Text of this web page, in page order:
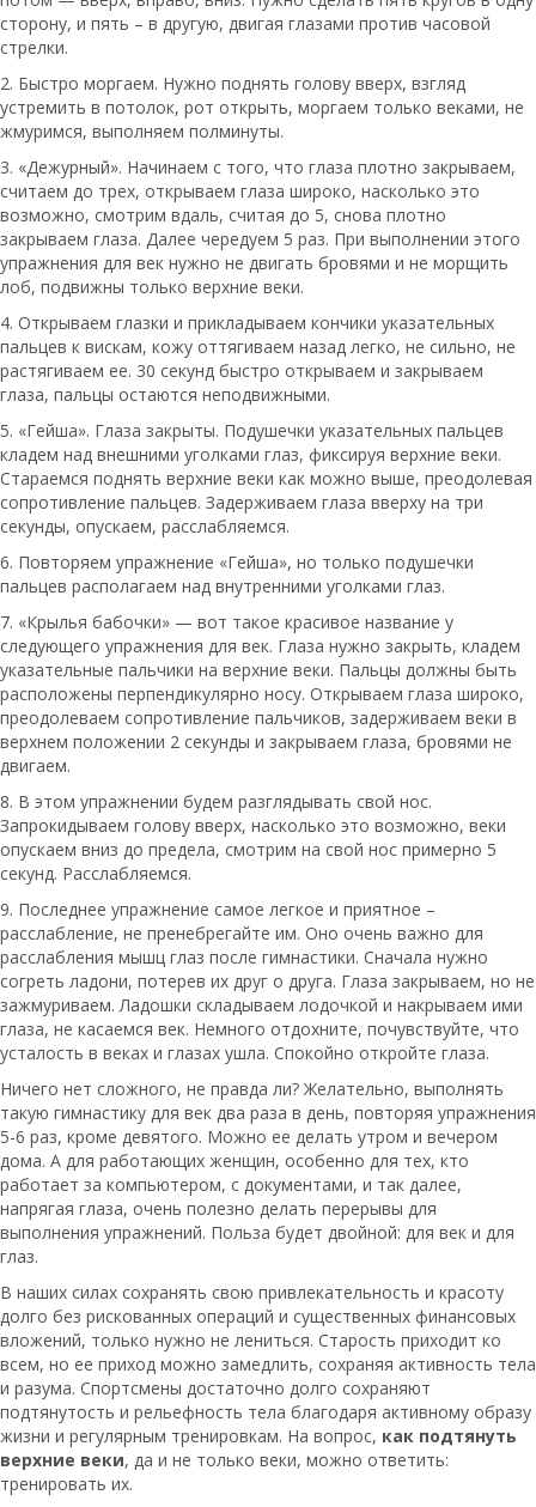
сторону, и пять – в другую, двигая глазами против часовой
стрелки.
2. Быстро моргаем. Нужно поднять голову вверх, взгляд
устремить в потолок, рот открыть, моргаем только веками, не
жмуримся, выполняем полминуты.
3. «Дежурный». Начинаем с того, что глаза плотно закрываем,
считаем до трех, открываем глаза широко, насколько это
возможно, смотрим вдаль, считая до 5, снова плотно
закрываем глаза. Далее чередуем 5 раз. При выполнении этого
упражнения для век нужно не двигать бровями и не морщить
лоб, подвижны только верхние веки.
4. Открываем глазки и прикладываем кончики указательных
пальцев к вискам, кожу оттягиваем назад легко, не сильно, не
растягиваем ее. 30 секунд быстро открываем и закрываем
глаза, пальцы остаются неподвижными.
5. «Гейша». Глаза закрыты. Подушечки указательных пальцев
кладем над внешними уголками глаз, фиксируя верхние веки.
Стараемся поднять верхние веки как можно выше, преодолевая
сопротивление пальцев. Задерживаем глаза вверху на три
секунды, опускаем, расслабляемся.
6. Повторяем упражнение «Гейша», но только подушечки
пальцев располагаем над внутренними уголками глаз.
7. «Крылья бабочки» — вот такое красивое название у
следующего упражнения для век. Глаза нужно закрыть, кладем
указательные пальчики на верхние веки. Пальцы должны быть
расположены перпендикулярно носу. Открываем глаза широко,
преодолеваем сопротивление пальчиков, задерживаем веки в
верхнем положении 2 секунды и закрываем глаза, бровями не
двигаем.
8. В этом упражнении будем разглядывать свой нос.
Запрокидываем голову вверх, насколько это возможно, веки
опускаем вниз до предела, смотрим на свой нос примерно 5
секунд. Расслабляемся.
9. Последнее упражнение самое легкое и приятное –
расслабление, не пренебрегайте им. Оно очень важно для
расслабления мышц глаз после гимнастики. Сначала нужно
согреть ладони, потерев их друг о друга. Глаза закрываем, но не
зажмуриваем. Ладошки складываем лодочкой и накрываем ими
глаза, не касаемся век. Немного отдохните, почувствуйте, что
усталость в веках и глазах ушла. Спокойно откройте глаза.
Ничего нет сложного, не правда ли? Желательно, выполнять
такую гимнастику для век два раза в день, повторяя упражнения
5-6 раз, кроме девятого. Можно ее делать утром и вечером
дома. А для работающих женщин, особенно для тех, кто
работает за компьютером, с документами, и так далее,
напрягая глаза, очень полезно делать перерывы для
выполнения упражнений. Польза будет двойной: для век и для
глаз.
В наших силах сохранять свою привлекательность и красоту
долго без рискованных операций и существенных финансовых
вложений, только нужно не лениться. Старость приходит ко
всем, но ее приход можно замедлить, сохраняя активность тела
и разума. Спортсмены достаточно долго сохраняют
подтянутость и рельефность тела благодаря активному образу
жизни и регулярным тренировкам. На вопрос, как подтянуть
верхние веки, да и не только веки, можно ответить:
тренировать их.